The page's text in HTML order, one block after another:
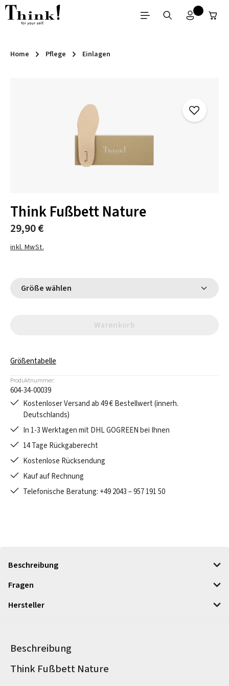
Zum Hauptinhalt springen
Home Pflege Einlagen
Think Fußbett Nature
29,90 €
inkl. MwSt.
Größe wählen
Warenkorb
Größentabelle
Produktnummer:
604-34-00039
Kostenloser Versand ab 49 € Bestellwert (innerh.
Deutschlands)
In 1-3 Werktagen mit DHL GOGREEN bei Ihnen
14 Tage Rückgaberecht
Kostenlose Rücksendung
Kauf auf Rechnung
Telefonische Beratung: +49 2043 – 957 191 50
Beschreibung
Fragen
Hersteller
Beschreibung
Produktinformationen
Think Fußbett Nature